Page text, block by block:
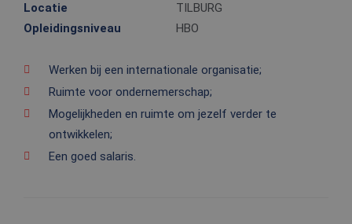
Locatie
TILBURG
Opleidingsniveau
HBO
Werken bij een internationale organisatie;
Ruimte voor ondernemerschap;
Mogelijkheden en ruimte om jezelf verder te
ontwikkelen;
Een goed salaris.